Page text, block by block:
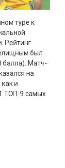
туре к
Рейтинг
был
балла). Матч-
на
и
ТОП-9 самых